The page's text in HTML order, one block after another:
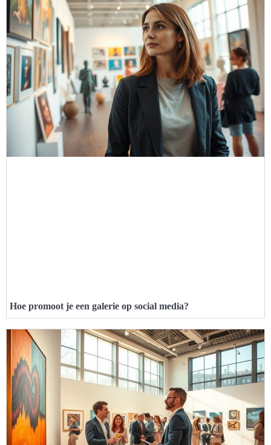
Hoe promoot je een galerie op social media?